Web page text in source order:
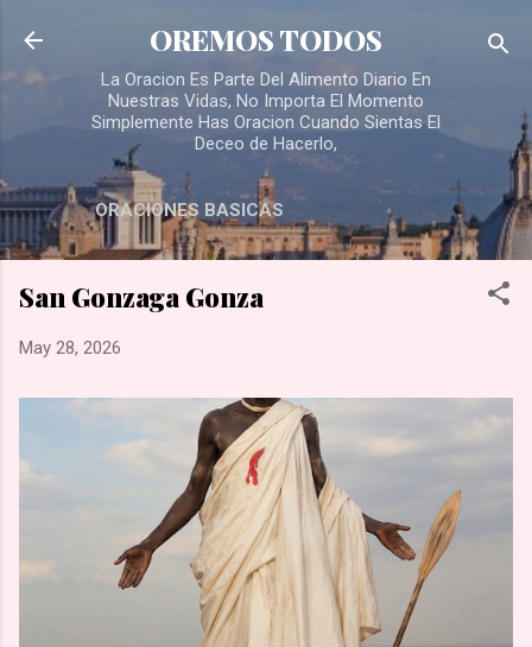
Skip to main content
OREMOS TODOS
La Oracion Es Parte Del Alimento Diario En
Nuestras Vidas, No Importa El Momento
Simplemente Has Oracion Cuando Sientas El
Deceo de Hacerlo,
ORACIONES BASICAS
San Gonzaga Gonza
May 28, 2026